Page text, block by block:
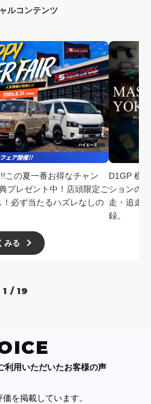
ルコンテンツ
この夏一番お得なチャン
プレゼント中！店頭限定ご
必ず当たるハズレなしの
みる
D1GP 横
ションの
走・追走
録。
1 / 19
利用いただいたお客様の声
を掲載しています。